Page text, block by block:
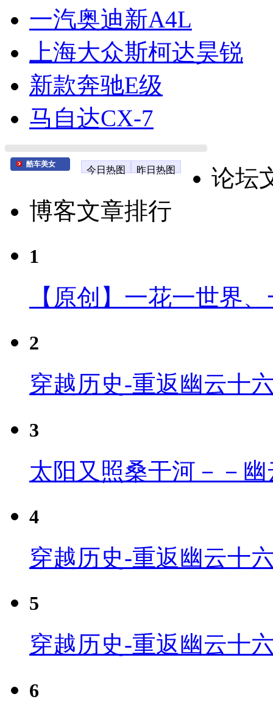
一汽奥迪新A4L
上海大众斯柯达昊锐
新款奔驰E级
马自达CX-7
酷车美女
今日热图 昨日热图
论坛
博客文章排行
1
【原创】一花一世界
2
穿越历史-重返幽云十
3
太阳又照桑干河－－
4
穿越历史-重返幽云十
5
穿越历史-重返幽云十
6